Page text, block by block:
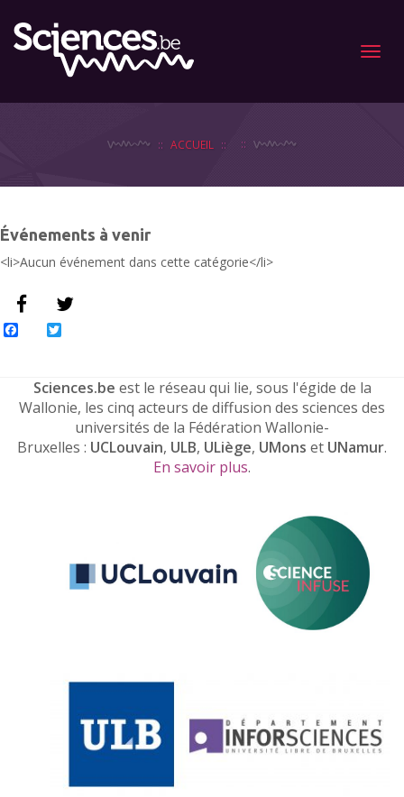
Menu
ACCUEIL
Événements à venir
<li>Aucun événement dans cette catégorie</li>
Facebook
Sciences.be est le réseau qui lie, sous l'égide de la
Wallonie, les cinq acteurs de diffusion des sciences des
universités de la Fédération Wallonie-
Bruxelles : UCLouvain, ULB, ULiège, UMons et UNamur.
En savoir plus.